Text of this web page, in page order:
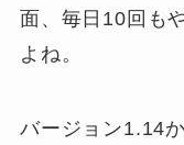
面、毎日10回も
よね。
バージョン1.14